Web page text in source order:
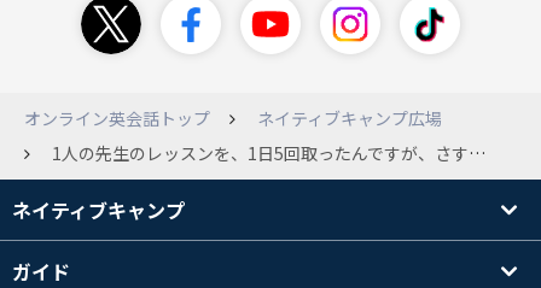
オンライン英会話トップ
ネイティブキャンプ広場
1人の先生のレッスンを、1日5回取ったんですが、さすがに多すぎるでしょうか？
ネイティブキャンプ
ガイド